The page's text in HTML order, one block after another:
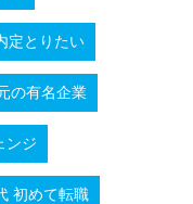
定とりたい
の有名企業
ンジ
初めて転職